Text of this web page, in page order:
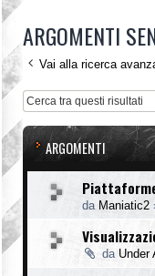
ARGOMENTI
Vai alla ricerca
ARGOMENTI
da Maniatic2
da Under